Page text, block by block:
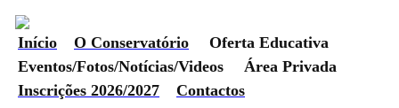
Início O Conservatório
Oferta Educativa
Eventos/Fotos/Notícias/Videos
Área Privada
Inscrições 2026/2027
Contactos